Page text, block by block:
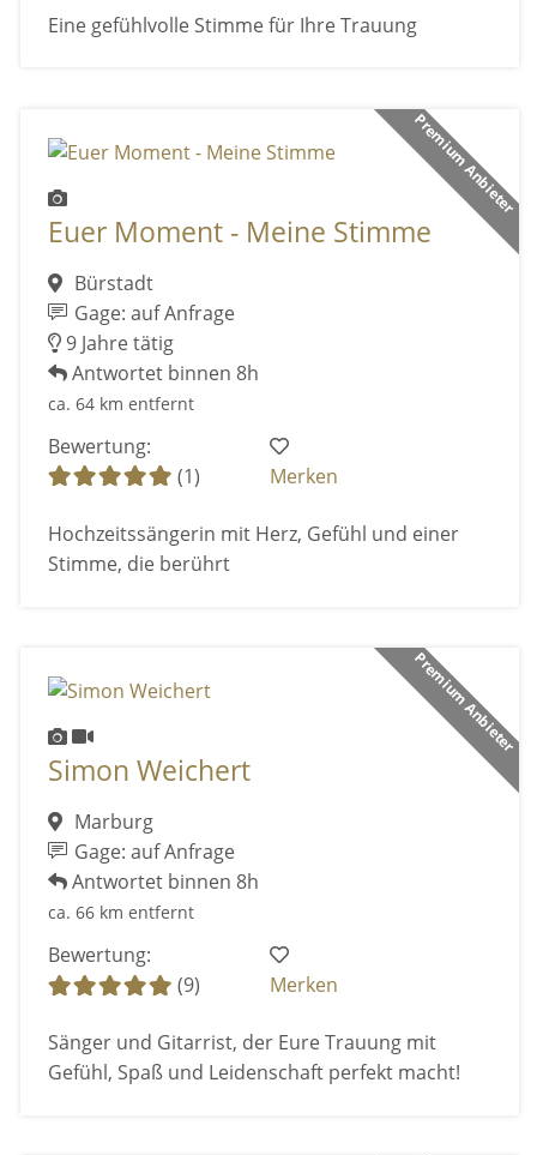
Eine gefühlvolle Stimme für Ihre Trauung
Premium Anbieter
Euer Moment - Meine Stimme
Bürstadt
Gage: auf Anfrage
9 Jahre tätig
Antwortet binnen 8h
ca. 64 km entfernt
Bewertung:
(1)
Merken
Hochzeitssängerin mit Herz, Gefühl und einer
Stimme, die berührt
Premium Anbieter
Simon Weichert
Marburg
Gage: auf Anfrage
Antwortet binnen 8h
ca. 66 km entfernt
Bewertung:
(9)
Merken
Sänger und Gitarrist, der Eure Trauung mit
Gefühl, Spaß und Leidenschaft perfekt macht!